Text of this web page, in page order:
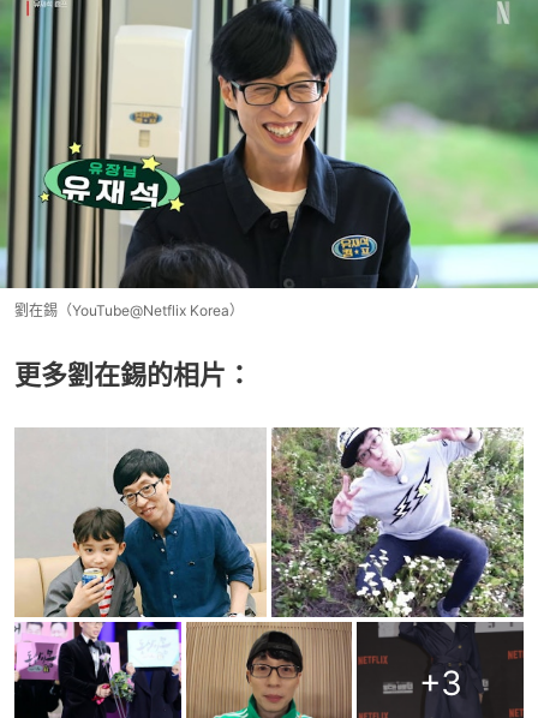
劉在錫（YouTube@Netflix Korea）
更多劉在錫的相片：
+3